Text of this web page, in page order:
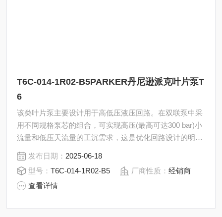
T6C-014-1R02-B5PARKER丹尼逊派克叶片泵T
6
该类叶片泵主要设计用于高低压液压回路。在双联泵中采
用不同规格泵芯的组合，可实现高压(最高可达300 bar)小
流量和低压天流量的工沉需求，这是优化回路设计的明智
方法。PARKER丹尼逊派克叶片泵T6C-014-1R02-B5
发布日期： 2025-06-18
型号：T6C-014-1R02-B5 厂商性质：经销商
查看详情